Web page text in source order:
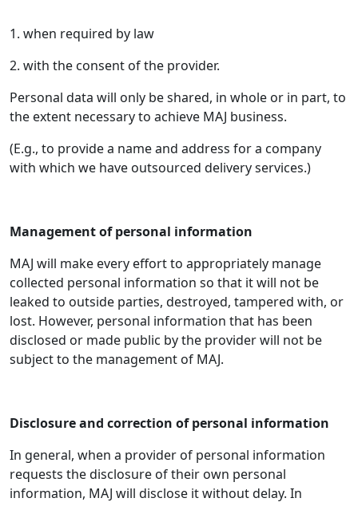
1. when required by law
2. with the consent of the provider.
Personal data will only be shared, in whole or in part, to
the extent necessary to achieve MAJ business.
(E.g., to provide a name and address for a company
with which we have outsourced delivery services.)
Management of personal information
MAJ will make every effort to appropriately manage
collected personal information so that it will not be
leaked to outside parties, destroyed, tampered with, or
lost. However, personal information that has been
disclosed or made public by the provider will not be
subject to the management of MAJ.
Disclosure and correction of personal information
In general, when a provider of personal information
requests the disclosure of their own personal
information, MAJ will disclose it without delay. In